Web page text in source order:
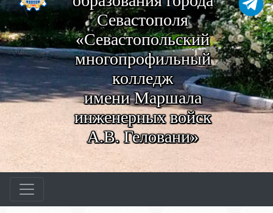
Севастополя
«Севастопольский
многопрофильный
колледж
имени Маршала
инженерных войск
А.В. Геловани»